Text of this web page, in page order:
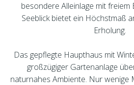
besondere Alleinlage mit freiem
Seeblick bietet ein Höchstmaß
Erholung.
Das gepflegte Haupthaus mit
großzügiger Gartenanlage
naturnahes Ambiente. Nur wenige